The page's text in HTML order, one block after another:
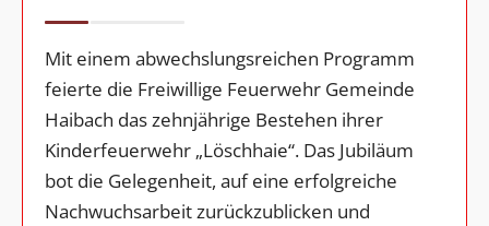
Mit einem abwechslungsreichen Programm
feierte die Freiwillige Feuerwehr Gemeinde
Haibach das zehnjährige Bestehen ihrer
Kinderfeuerwehr „Löschhaie“. Das Jubiläum
bot die Gelegenheit, auf eine erfolgreiche
Nachwuchsarbeit zurückzublicken und